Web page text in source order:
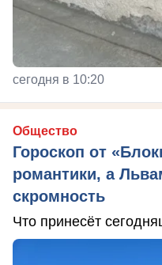
сегодня в 10:20
Общество
Гороскоп от
романтики, а
скромность
Что принесёт